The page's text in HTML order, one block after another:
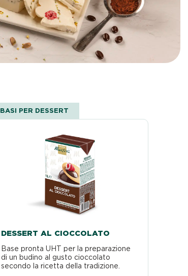
BASI PER DESSERT
DESSERT AL CIOCCOLATO
Base pronta UHT per la preparazione
di un budino al gusto cioccolato
secondo la ricetta della tradizione.